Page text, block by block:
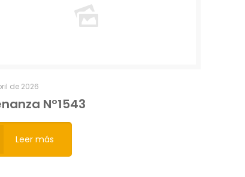
de 2026
Nº1543
Leer más